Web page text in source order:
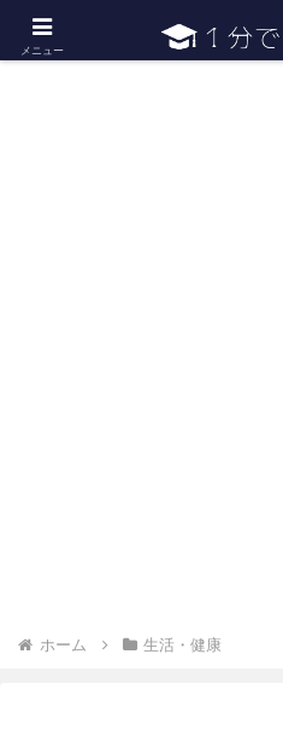
日常で必要な常識・知識や
ホーム 生活・健康
メニュー